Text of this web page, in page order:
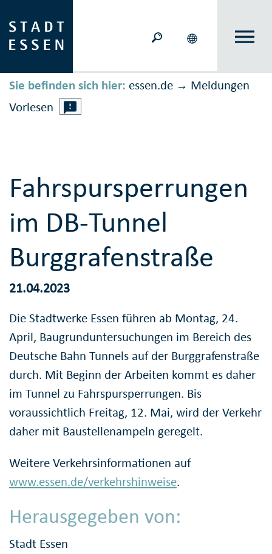
Sie befinden sich hier: essen.de → Meldungen
Vorlesen
Fahrspursperrungen
im DB-Tunnel
Burggrafenstraße
21.04.2023
Die Stadtwerke Essen führen ab Montag, 24.
April, Baugrunduntersuchungen im Bereich des
Deutsche Bahn Tunnels auf der Burggrafenstraße
durch. Mit Beginn der Arbeiten kommt es daher
im Tunnel zu Fahrspursperrungen. Bis
voraussichtlich Freitag, 12. Mai, wird der Verkehr
daher mit Baustellenampeln geregelt.
Weitere Verkehrsinformationen auf
www.essen.de/verkehrshinweise.
Herausgegeben von:
Stadt Essen